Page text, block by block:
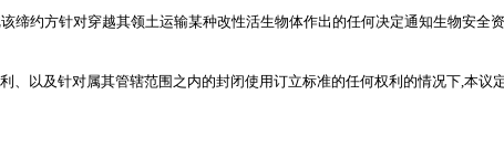
方针对穿越其领土运输某种改性活生物体作出的任何决定通知生物安全
及针对属其管辖范围之内的封闭使用订立标准的任何权利的情况下,本议